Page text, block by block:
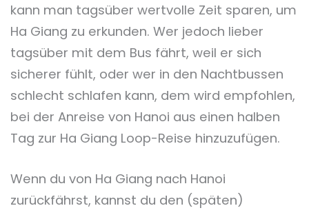
kann man tagsüber wertvolle Zeit sparen, um
Ha Giang zu erkunden. Wer jedoch lieber
tagsüber mit dem Bus fährt, weil er sich
sicherer fühlt, oder wer in den Nachtbussen
schlecht schlafen kann, dem wird empfohlen,
bei der Anreise von Hanoi aus einen halben
Tag zur Ha Giang Loop-Reise hinzuzufügen.
Wenn du von Ha Giang nach Hanoi
zurückfährst, kannst du den (späten)